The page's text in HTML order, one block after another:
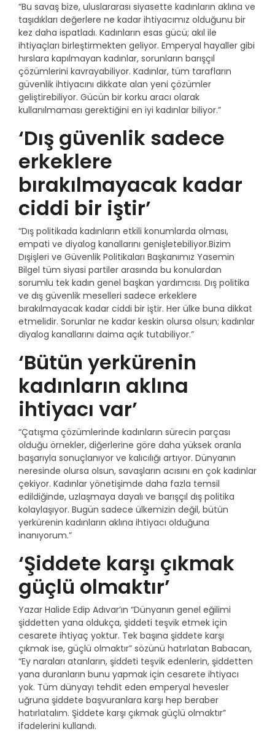
“Bu savaş bize, uluslararası siyasette kadınların aklına ve
taşıdıkları değerlere ne kadar ihtiyacımız olduğunu bir
kez daha ispatladı. Kadınların esas gücü; akıl ile
ihtiyaçları birleştirmekten geliyor. Emperyal hayaller gibi
hırslara kapılmayan kadınlar, sorunların barışçıl
çözümlerini kavrayabiliyor. Kadınlar, tüm tarafların
güvenlik ihtiyacını dikkate alan yeni çözümler
geliştirebiliyor. Gücün bir korku aracı olarak
kullanılmaması gerektiğini en iyi kadınlar biliyor.”
‘Dış güvenlik sadece
erkeklere
bırakılmayacak kadar
ciddi bir iştir’
“Dış politikada kadınların etkili konumlarda olması,
empati ve diyalog kanallarını genişletebiliyor.Bizim
Dışişleri ve Güvenlik Politikaları Başkanımız Yasemin
Bilgel tüm siyasi partiler arasında bu konulardan
sorumlu tek kadın genel başkan yardımcısı. Dış politika
ve dış güvenlik meselleri sadece erkeklere
bırakılmayacak kadar ciddi bir iştir. Her ülke buna dikkat
etmelidir. Sorunlar ne kadar keskin olursa olsun; kadınlar
diyalog kanallarını daima açık tutabiliyor.”
‘Bütün yerkürenin
kadınların aklına
ihtiyacı var’
“Çatışma çözümlerinde kadınların sürecin parçası
olduğu örnekler, diğerlerine göre daha yüksek oranla
başarıyla sonuçlanıyor ve kalıcılığı artıyor. Dünyanın
neresinde olursa olsun, savaşların acısını en çok kadınlar
çekiyor. Kadınlar yönetişimde daha fazla temsil
edildiğinde, uzlaşmaya dayalı ve barışçıl dış politika
kolaylaşıyor. Bugün sadece ülkemizin değil, bütün
yerkürenin kadınların aklına ihtiyacı olduğuna
inanıyorum.”
‘Şiddete karşı çıkmak
güçlü olmaktır’
Yazar Halide Edip Adıvar’ın “Dünyanın genel eğilimi
şiddetten yana oldukça, şiddeti teşvik etmek için
cesarete ihtiyaç yoktur. Tek başına şiddete karşı
çıkmak ise, güçlü olmaktır” sözünü hatırlatan Babacan,
“Ey naraları atanların, şiddeti teşvik edenlerin, şiddetten
yana duranların bunu yapmak için cesarete ihtiyacı
yok. Tüm dünyayı tehdit eden emperyal hevesler
uğruna şiddete başvuranlara karşı hep beraber
hatırlatalım. Şiddete karşı çıkmak güçlü olmaktır”
ifadelerini kullandı.